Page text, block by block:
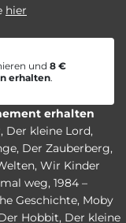
hier
und 8 €
erhalten.
erhalten
, Der kleine Lord,
, Der Zauberberg,
, Wir Kinder
weg, 1984 –
Geschichte, Moby
Hobbit, Der kleine